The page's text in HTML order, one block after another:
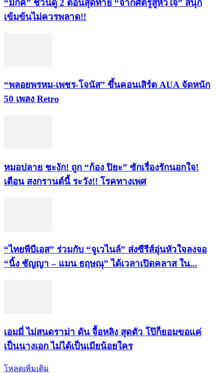
“มิกค์” ชวนดู 2 ตอนสุดท้าย “จากศัตรูสู่หัวใจ” สนุก
เข้มข้นไม่ควรพลาด!!
“พลอยพรหม-เพชร-โจนัส” ขึ้นคอนเสิร์ต AUA จัดหนัก
50 เพลง Retro
หมอปลาย ชะงัก! ถูก “ก้อง ปิยะ” ซักเรื่องรักนอกใจ!
เตือน สงกรานต์นี้ ระวัง!! โรคทางเพศ
“ไทยพีบีเอส” ร่วมกับ “จูเวไนล์” ส่งซีรีส์อุ่นหัวใจลงจอ
“นิ้ง ชัญญา – แมน ธฤษณุ” ได้เวลาเปิดคลาส ใน...
เอมมี่ ไม่สนดราม่า ดัน จื้อหลิง สุดตัว โป๊ก็ยอมขอแค่
เป็นนางเอก ไม่ได้เป็นเมียน้อยใคร
โหลดเพิ่มเติม